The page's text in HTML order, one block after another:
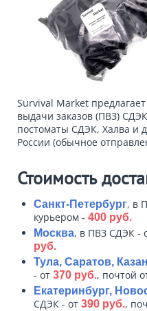
Survival Market
выдачи заказов (ПВЗ)
постоматы СДЭК, Халва и
России (обычное
Стоимость
Санкт-Петербург, в
курьером - 400 руб.
Москва, в ПВЗ СДЭК -
руб.
Тула, Саратов,
- от 370 руб., почтой
Екатеринбург,
СДЭК - от 390 руб.,